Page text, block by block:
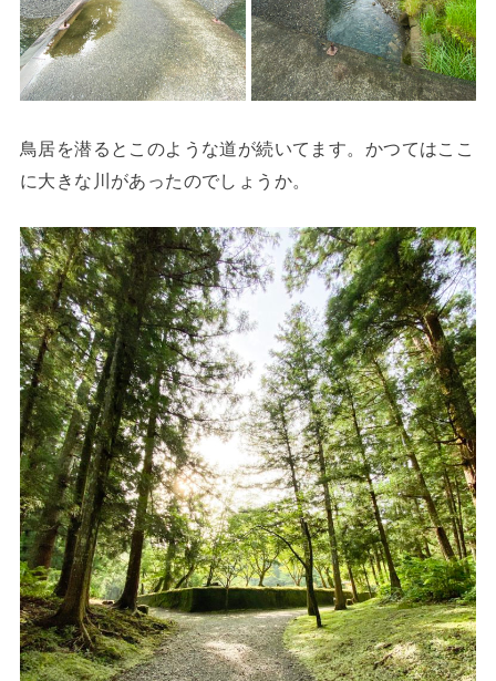
鳥居を潜るとこのような道が続いてます。かつてはここ
に大きな川があったのでしょうか。